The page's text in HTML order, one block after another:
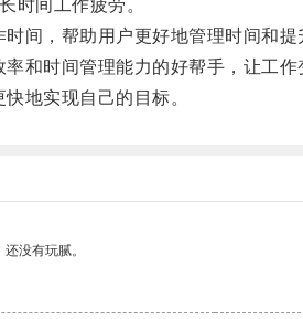
间工作疲劳。
，帮助用户更好地管理时间和提
时间管理能力的好帮手，让工作
地实现自己的目标。
没有玩腻。